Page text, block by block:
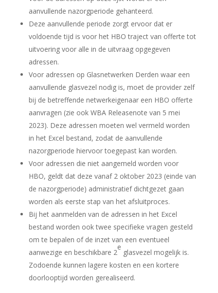
aanvullende nazorgperiode gehanteerd.
Deze aanvullende periode zorgt ervoor dat er
voldoende tijd is voor het HBO traject van offerte tot
uitvoering voor alle in de uitvraag opgegeven
adressen.
Voor adressen op Glasnetwerken Derden waar een
aanvullende glasvezel nodig is, moet de provider zelf
bij de betreffende netwerkeigenaar een HBO offerte
aanvragen (zie ook WBA Releasenote van 5 mei
2023). Deze adressen moeten wel vermeld worden
in het Excel bestand, zodat de aanvullende
nazorgperiode hiervoor toegepast kan worden.
Voor adressen die niet aangemeld worden voor
HBO, geldt dat deze vanaf 2 oktober 2023 (einde van
de nazorgperiode) administratief dichtgezet gaan
worden als eerste stap van het afsluitproces.
Bij het aanmelden van de adressen in het Excel
bestand worden ook twee specifieke vragen gesteld
om te bepalen of de inzet van een eventueel
aanwezige en beschikbare 2
e
glasvezel mogelijk is.
Zodoende kunnen lagere kosten en een kortere
doorlooptijd worden gerealiseerd.